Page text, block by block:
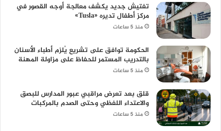
تفتيش جديد يكشف معالجة أوجه القصور في
مركز أطفال تديره «Tusla»
منذ 5 ساعات
الحكومة توافق على تشريع يُلزم أطباء الأسنان
بالتدريب المستمر للحفاظ على مزاولة المهنة
منذ 5 ساعات
قلق بعد تعرض مراقبي عبور المدارس للبصق
والاعتداء اللفظي وحتى الصدم بالمركبات
منذ 5 ساعات